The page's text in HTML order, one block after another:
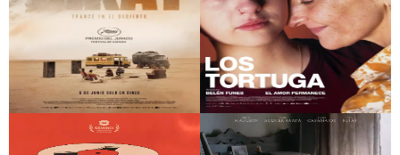
Los Tortuga